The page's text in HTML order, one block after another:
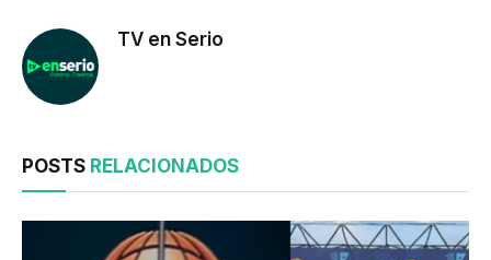
TV en Serio
POSTS RELACIONADOS